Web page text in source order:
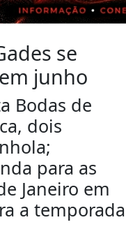
se
junho
Bodas de
dois
para as
Janeiro em
a temporada